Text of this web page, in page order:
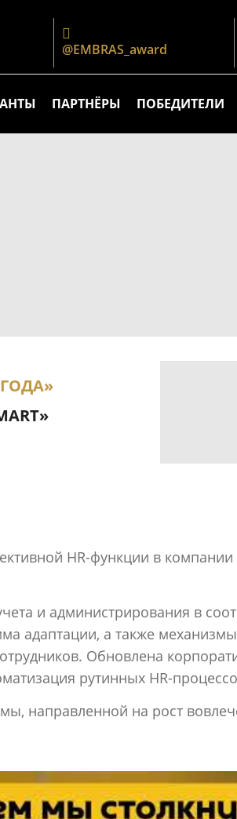
@EMBRAS_award
ПАРТНЁРЫ ПОБЕДИТЕЛИ
HR-функции в
и администрирования в
адаптации, а также
Обновлена
рутинных HR-
направленной на рост